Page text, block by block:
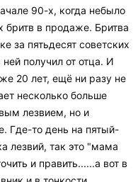
90-х, когда небыло
бритв в продаже. Бритва
за пятьдесят советских
получил от отца. И
20 лет, ещё ни разу не
несколько больше
лезвием, но и
Где-то день на пятый-
лезвий, так это "мама
и править......а вот в